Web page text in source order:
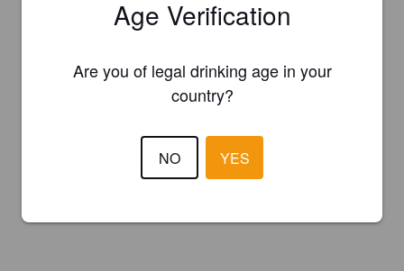
Age Verification
Are you of legal drinking age in your
country?
NO YES